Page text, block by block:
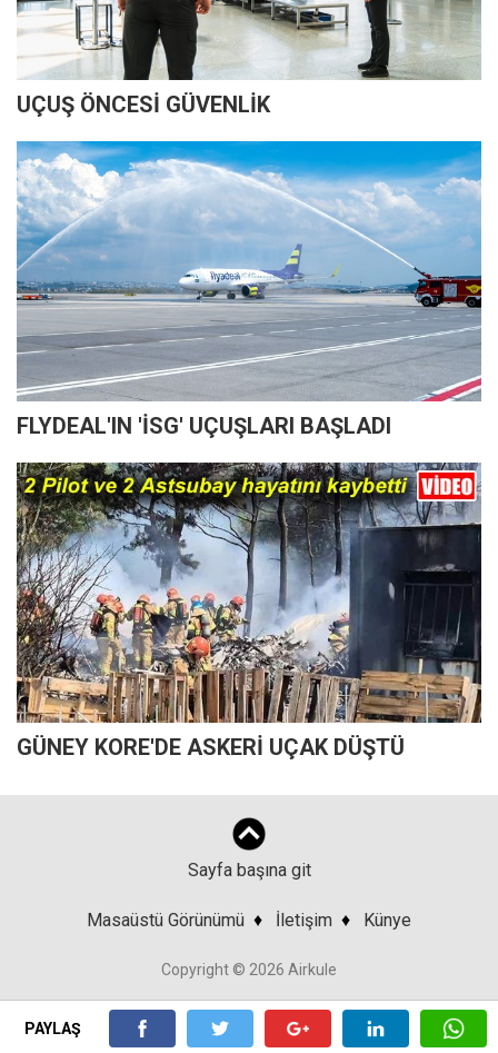
PAYLAŞ
UÇUŞ ÖNCESİ GÜVENLİK
FLYDEAL'IN 'İSG' UÇUŞLARI BAŞLADI
GÜNEY KORE'DE ASKERİ UÇAK DÜŞTÜ
Sayfa başına git
Masaüstü Görünümü ♦ İletişim ♦ Künye
Copyright © 2026 Airkule